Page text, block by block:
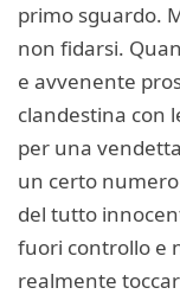
primo sguardo.
non fidarsi.
e avvenente
clandestina con
per una
un certo
del tutto
fuori controllo e
realmente